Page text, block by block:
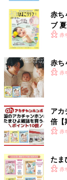
赤ち
ブ
く！
赤
赤ち
赤
アカ
倍【
赤
たま
赤